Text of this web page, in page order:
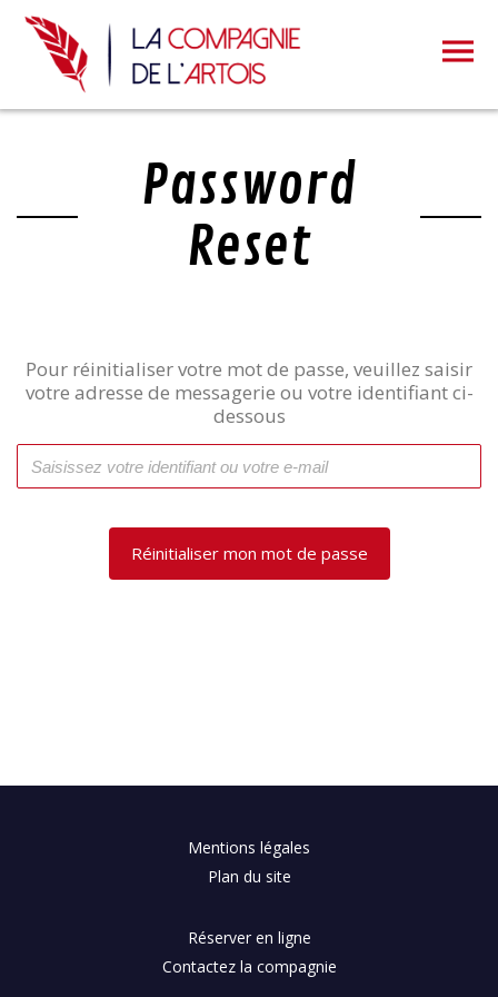
Password
Reset
Pour réinitialiser votre mot de passe, veuillez saisir
votre adresse de messagerie ou votre identifiant ci-
dessous
Mentions légales
Plan du site
Réserver en ligne
Contactez la compagnie